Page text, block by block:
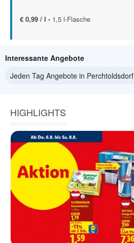
€ 0,99 / l - 1,5 l-Flasche
Interessante Angebote
Jeden Tag Angebote in Perchtoldsdorf
HIGHLIGHTS